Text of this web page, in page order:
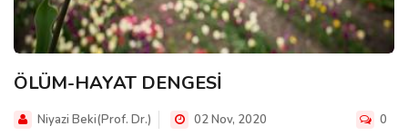
ÖLÜM-HAYAT DENGESİ
Niyazi Beki(Prof. Dr.) 02 Nov, 2020 0